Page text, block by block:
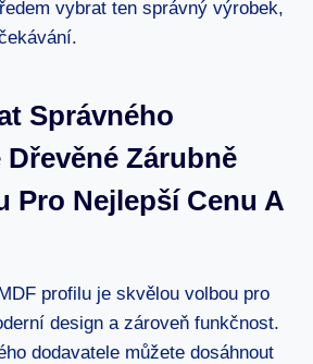
vybrat ten správný výrobek,
Správného
Dřevěné Zárubně
Pro Nejlepší Cenu A
profilu je skvělou volbou pro
design a zároveň funkčnost.
dodavatele můžete dosáhnout